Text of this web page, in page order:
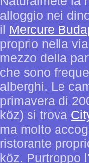
alloggio nei
il Mercure
proprio nella
mezzo della
che sono
alberghi. Le
primavera di
köz) si trova
ma molto
ristorante
köz. Purtroppo